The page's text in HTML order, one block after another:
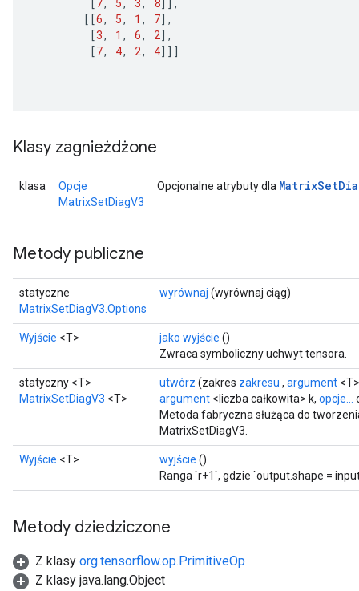
[[6, 5, 1 , 7] ,
[3, 1 , 6, 2] ,
[7, 4, 2, 4]]]
Klasy zagnieżdżone
klasa
Opcje
MatrixSetDiagV3
Opcjonalne atrybuty dla MatrixSet
Metody publiczne
statyczne
MatrixSetDiagV3.Options
wyrównaj (wyrównaj ciąg)
Wyjście <T> jako wyjście ()
Zwraca symboliczny uchwyt tensora.
statyczny <T>
MatrixSetDiagV3 <T>
utwórz (zakres zakresu , argument
argument <liczba całkowita> k, opcje...
Metoda fabryczna służąca do
MatrixSetDiagV3.
Wyjście <T> wyjście ()
Ranga `r+1`, gdzie `output.shape =
Metody dziedziczone
Z klasy org.tensorflow.op.PrimitiveOp
Z klasy java.lang.Object